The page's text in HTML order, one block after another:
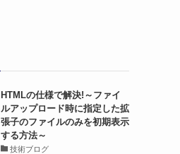
HTMLの仕様で解決!～ファイ
ルアップロード時に指定した拡
張子のファイルのみを初期表示
する方法～
技術ブログ